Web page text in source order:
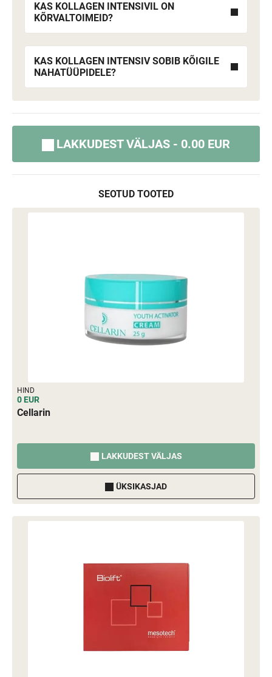
KAS KOLLAGEN INTENSIVIL ON
KÕRVALTOIMEID?
KAS KOLLAGEN INTENSIV SOBIB KÕIGILE
NAHATÜÜPIDELE?
LAKKUDEST VÄLJAS - 0.00 EUR
SEOTUD TOOTED
HIND
0 EUR
Cellarin
LAKKUDEST VÄLJAS
ÜKSIKASJAD